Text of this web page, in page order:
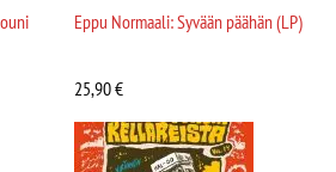
Eppu Normaali: Syvään päähän (LP)
25,90€